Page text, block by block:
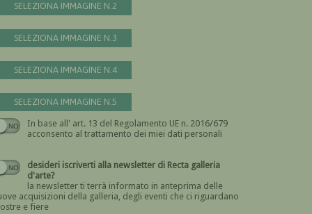
SELEZIONA IMMAGINE N.2
SELEZIONA IMMAGINE N.3
SELEZIONA IMMAGINE N.4
SELEZIONA IMMAGINE N.5
In base all' art. 13 del Regolamento UE n. 2016/679
acconsento al trattamento dei miei dati personali
Devi dare il consenso
desideri iscriverti alla newsletter di Recta galleria
d'arte?
la newsletter ti terrà informato in anteprima delle
acquisizioni della galleria, degli eventi che ci riguardano
e fiere